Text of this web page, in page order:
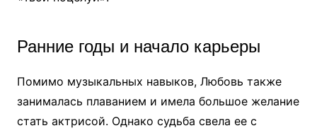
Ранние годы и начало карьеры
Помимо музыкальных навыков, Любовь также
занималась плаванием и имела большое желание
стать актрисой. Однако судьба свела ее с